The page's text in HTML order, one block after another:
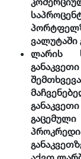
ვალუტაში
ლარის